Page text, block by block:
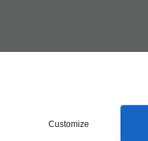
Customize